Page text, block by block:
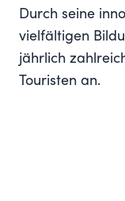
Durch seine
vielfältigen
jährlich
Touristen an.